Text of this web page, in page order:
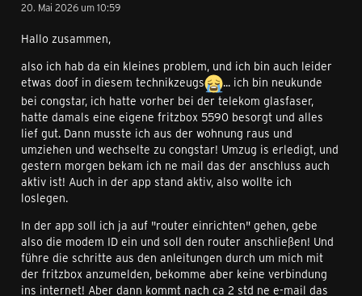
20. Mai 2026 um 10:59
Hallo zusammen,
also ich hab da ein kleines problem, und ich bin auch leider
etwas doof in diesem technikzeugs
... ich bin neukunde
bei congstar, ich hatte vorher bei der telekom glasfaser,
hatte damals eine eigene fritzbox 5590 besorgt und alles
lief gut. Dann musste ich aus der wohnung raus und
umziehen und wechselte zu congstar! Umzug is erledigt, und
gestern morgen bekam ich ne mail das der anschluss auch
aktiv ist! Auch in der app stand aktiv, also wollte ich
loslegen.
In der app soll ich ja auf "router einrichten" gehen, gebe
also die modem ID ein und soll den router anschließen! Und
führe die schritte aus den anleitungen durch um mich mit
der fritzbox anzumelden, bekomme aber keine verbindung
ins internet! Aber dann kommt nach ca 2 std ne e-mail das